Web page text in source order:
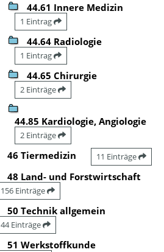
44.61 Innere Medizin
1 Eintrag
44.64 Radiologie
1 Eintrag
44.65 Chirurgie
2 Einträge
44.85 Kardiologie, Angiologie
2 Einträge
46 Tiermedizin 11 Einträge
48 Land- und Forstwirtschaft
156 Einträge
50 Technik allgemein
44 Einträge
51 Werkstoffkunde